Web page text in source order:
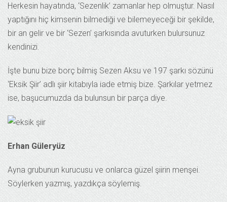
Herkesin hayatında, ‘Sezenlik’ zamanlar hep olmuştur. Nasıl
yaptığını hiç kimsenin bilmediği ve bilemeyeceği bir şekilde,
bir an gelir ve bir ‘Sezen’ şarkısında avuturken bulursunuz
kendinizi.
İşte bunu bize borç bilmiş Sezen Aksu ve 197 şarkı sözünü
‘Eksik Şiir’ adlı şiir kitabıyla iade etmiş bize. Şarkılar yetmez
ise, başucumuzda da bulunsun bir parça diye.
Erhan Güleryüz
Ayna grubunun kurucusu ve onlarca güzel şiirin menşei.
Söylerken yazmış, yazdıkça söylemiş.